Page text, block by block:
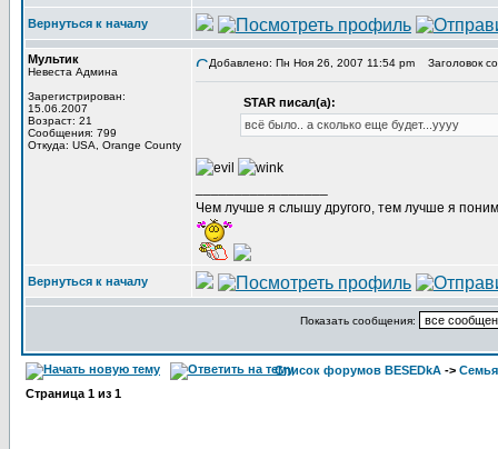
Вернуться к началу
Мультик
Невеста Админа
Зарегистрирован:
15.06.2007
Возраст: 21
Сообщения: 799
Откуда: USA, Orange County
Добавлено: Пн Ноя 26, 2007 11:54 pm Заголовок
STAR писал(а):
всё было.. а сколько еще будет...уууу
Чем лучше я слышу другого, тем лучше я
Вернуться к началу
Показать сообщения:
Список форумов BESEDkA ->
Страница 1 из 1